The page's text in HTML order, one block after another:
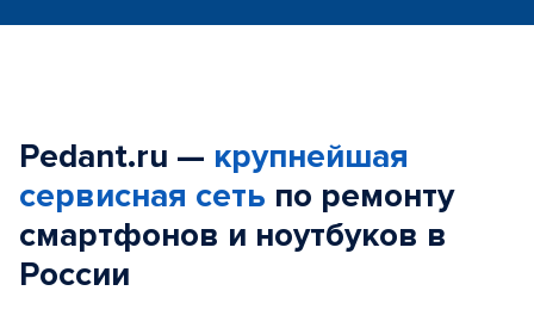
Pedant.ru — крупнейшая
сервисная сеть по ремонту
смартфонов и ноутбуков в
России